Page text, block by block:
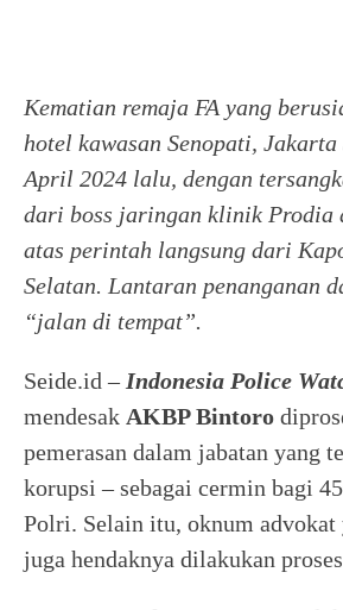
Kematian remaja FA yang
hotel kawasan Senopati,
April 2024 lalu, dengan
dari boss jaringan klinik Prodia
atas perintah langsung dari
Selatan. Lantaran penanganan
“jalan di tempat”.
Seide.id – Indonesia Police
mendesak AKBP Bintoro
pemerasan dalam jabatan yang
korupsi – sebagai cermin bagi
Polri. Selain itu, oknum advokat
juga hendaknya dilakukan